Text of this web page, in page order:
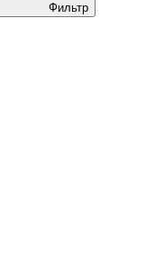
Фильтр